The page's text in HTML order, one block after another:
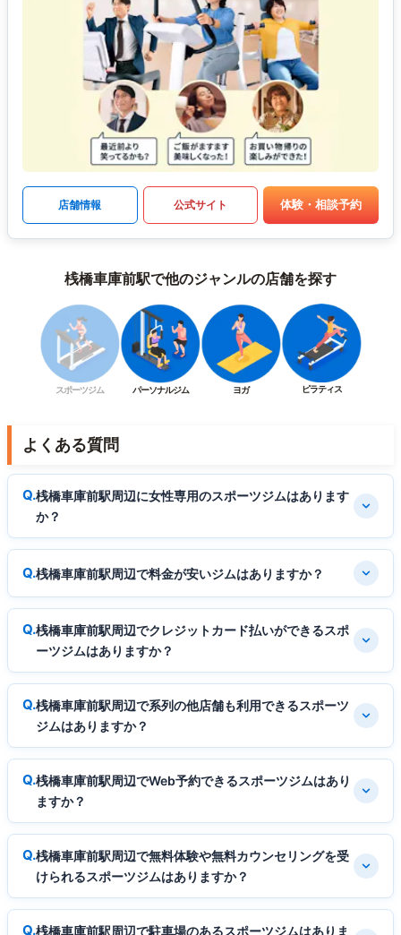
店舗情報 公式サイト 体験・相談予約
桟橋車庫前駅で他のジャンルの店舗を探す
スポーツジム パーソナルジム ヨガ ピラティス
よくある質問
桟橋車庫前駅周辺に女性専用のスポーツジムはあります
か？
桟橋車庫前駅周辺で料金が安いジムはありますか？
桟橋車庫前駅周辺でクレジットカード払いができるスポ
ーツジムはありますか？
桟橋車庫前駅周辺で系列の他店舗も利用できるスポーツ
ジムはありますか？
桟橋車庫前駅周辺でWeb予約できるスポーツジムはあり
ますか？
桟橋車庫前駅周辺で無料体験や無料カウンセリングを受
けられるスポーツジムはありますか？
桟橋車庫前駅周辺で駐車場のあるスポーツジムはありま